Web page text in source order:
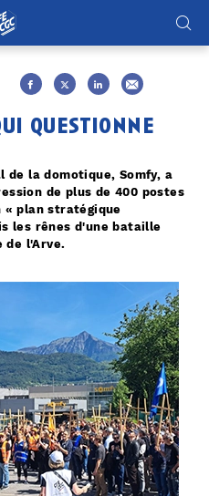
questionne
de la domotique, Somfy, a
de plus de 400 postes
« plan stratégique
les rênes d'une bataille
de l'Arve.